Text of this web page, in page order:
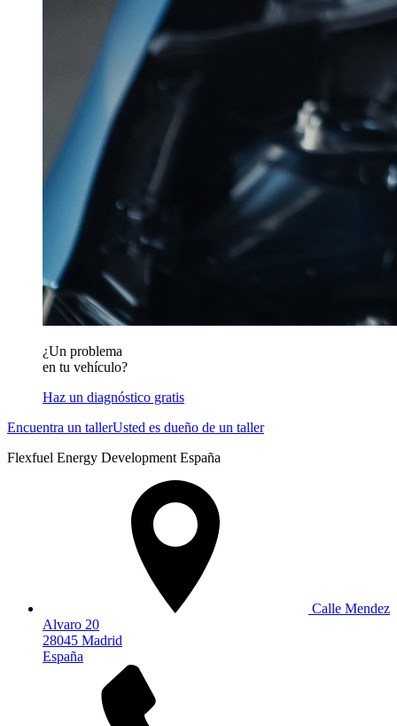
¿Un problema
en tu vehículo?
Haz un diagnóstico gratis
Encuentra un tallerUsted es dueño de un taller
Flexfuel Energy Development España
Calle Mendez
Alvaro 20
28045 Madrid
España